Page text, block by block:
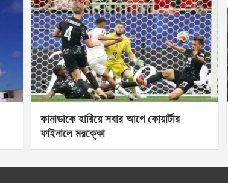
কানাডাকে হারিয়ে সবার আগে কোয়ার্টার
ফাইনালে মরক্কো